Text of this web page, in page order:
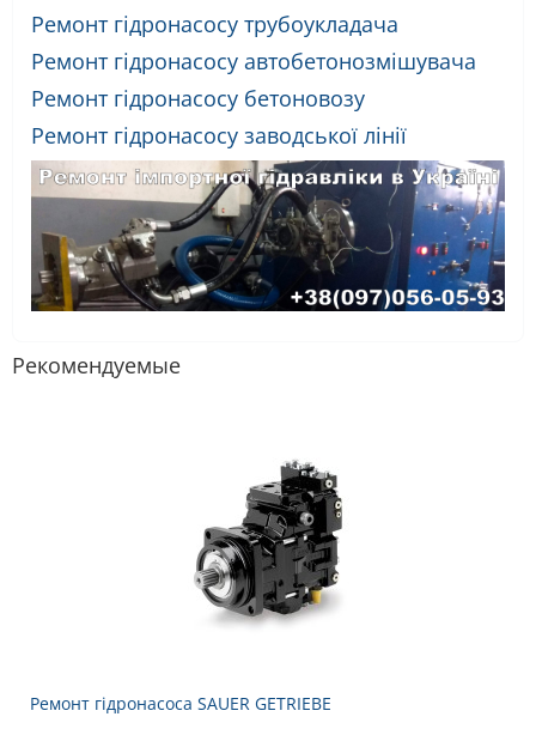
Ремонт гідронасосу трубоукладача
Ремонт гідронасосу автобетонозмішувача
Ремонт гідронасосу бетоновозу
Ремонт гідронасосу заводської лінії
Рекомендуемые
Ремонт гідронасоса SAUER GETRIEBE